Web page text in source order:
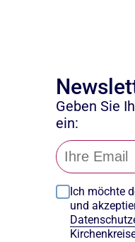
Geben Sie
ein:
Ich möchte
und